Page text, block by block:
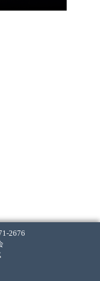
2676